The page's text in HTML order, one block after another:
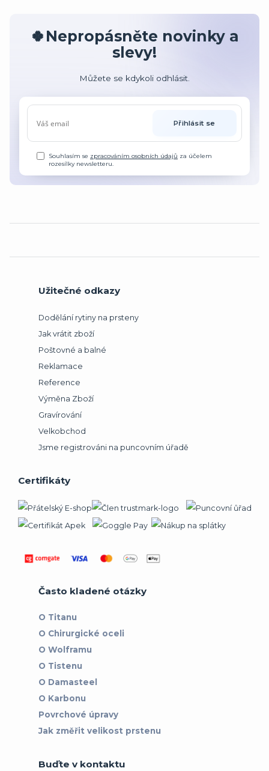
🍀Nepropásněte novinky a
slevy!
Můžete se kdykoli odhlásit.
Přihlásit se
Souhlasím se zpracováním osobních údajů za účelem
rozesílky newsletteru.
Užitečné odkazy
Dodělání rytiny na prsteny
Jak vrátit zboží
Poštovné a balné
Reklamace
Reference
Výměna Zboží
Gravírování
Velkobchod
Jsme registrováni na puncovním úřadě
Certifikáty
Často kladené otázky
O Titanu
O Chirurgické oceli
O Wolframu
O Tistenu
O Damasteel
O Karbonu
Povrchové úpravy
Jak změřit velikost prstenu
Buďte v kontaktu